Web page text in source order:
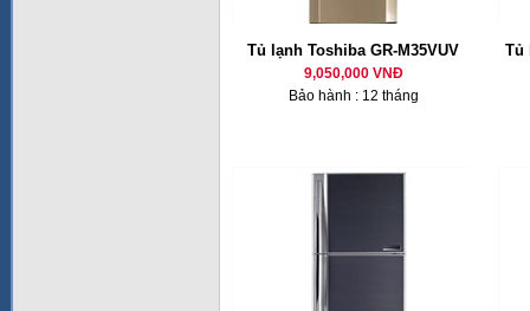
Tủ lạnh Toshiba GR-M35VUV
9,050,000 VNĐ
Bảo hành : 12 tháng
Tủ